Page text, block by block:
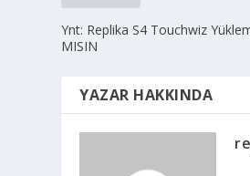
Ynt: Replika S4 Touchwiz
MISIN
YAZAR HAKKINDA